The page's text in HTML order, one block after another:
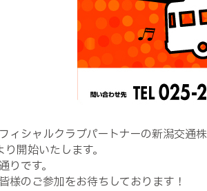
ィシャルクラブパートナーの新潟交通
開始いたします。
りです。
様のご参加をお待ちしております！